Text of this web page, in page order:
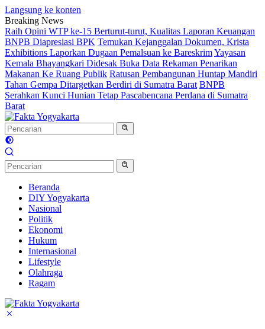
Langsung ke konten
Breaking News
Raih Opini WTP ke-15 Berturut-turut, Kualitas Laporan Keuangan
BNPB Diapresiasi BPK Temukan Kejanggalan Dokumen, Krista
Exhibitions Laporkan Dugaan Pemalsuan ke BareskrimYayasan
Kemala Bhayangkari Didesak Buka Data Rekaman Penarikan
Makanan Ke Ruang Publik Ratusan Pembangunan Huntap Mandiri
Tahan Gempa Ditargetkan Berdiri di Sumatra Barat BNPB
Serahkan Kunci Hunian Tetap Pascabencana Perdana di Sumatra
Barat
Beranda
DIY Yogyakarta
Nasional
Politik
Ekonomi
Hukum
Internasional
Lifestyle
Olahraga
Ragam